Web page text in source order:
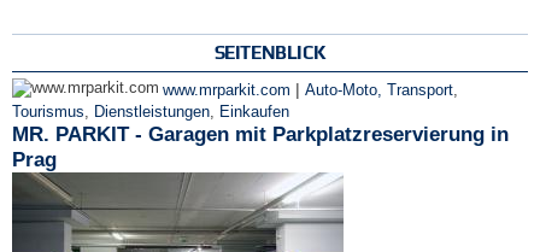
SEITENBLICK
www.mrparkit.com | Auto-Moto, Transport,
Tourismus, Dienstleistungen, Einkaufen
MR. PARKIT - Garagen mit Parkplatzreservierung in
Prag